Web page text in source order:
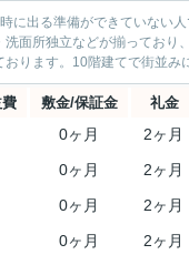
に出る準備ができていない
面所独立などが揃ってお
ります。10階建てで街並み
敷金/保証金 礼金
0ヶ月 2ヶ月
0ヶ月 2ヶ月
0ヶ月 2ヶ月
0ヶ月 2ヶ月